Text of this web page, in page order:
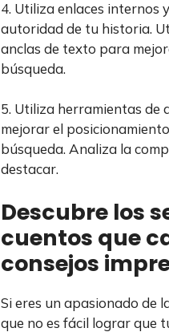
4. Utiliza enlaces internos
autoridad de tu historia.
anclas de texto para
búsqueda.
5. Utiliza herramientas de
mejorar el
búsqueda. Analiza la
destacar.
Descubre los
cuentos que
consejos
Si eres un apasionado de
que no es fácil lograr que